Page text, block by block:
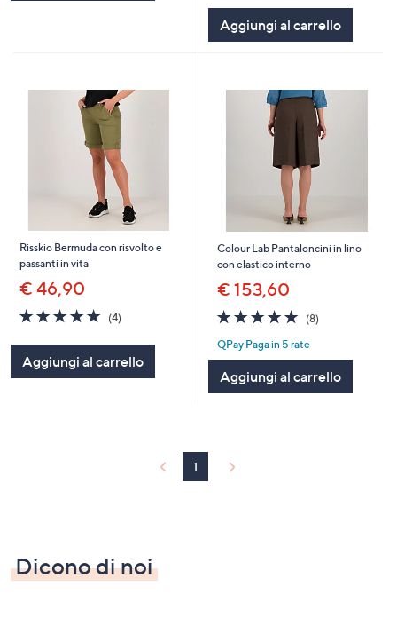
5
Stars
Aggiungi al carrello
Risskio Bermuda con risvolto e
passanti in vita
€ 46,90
5.0
of
5
Stars
(4)4
Aggiungi al carrello
Colour Lab Pantaloncini in lino
con elastico interno
€ 153,60
4.8
of
5
Stars
(8)8
QPay Paga in 5 rate
Aggiungi al carrello
1
Dicono di noi